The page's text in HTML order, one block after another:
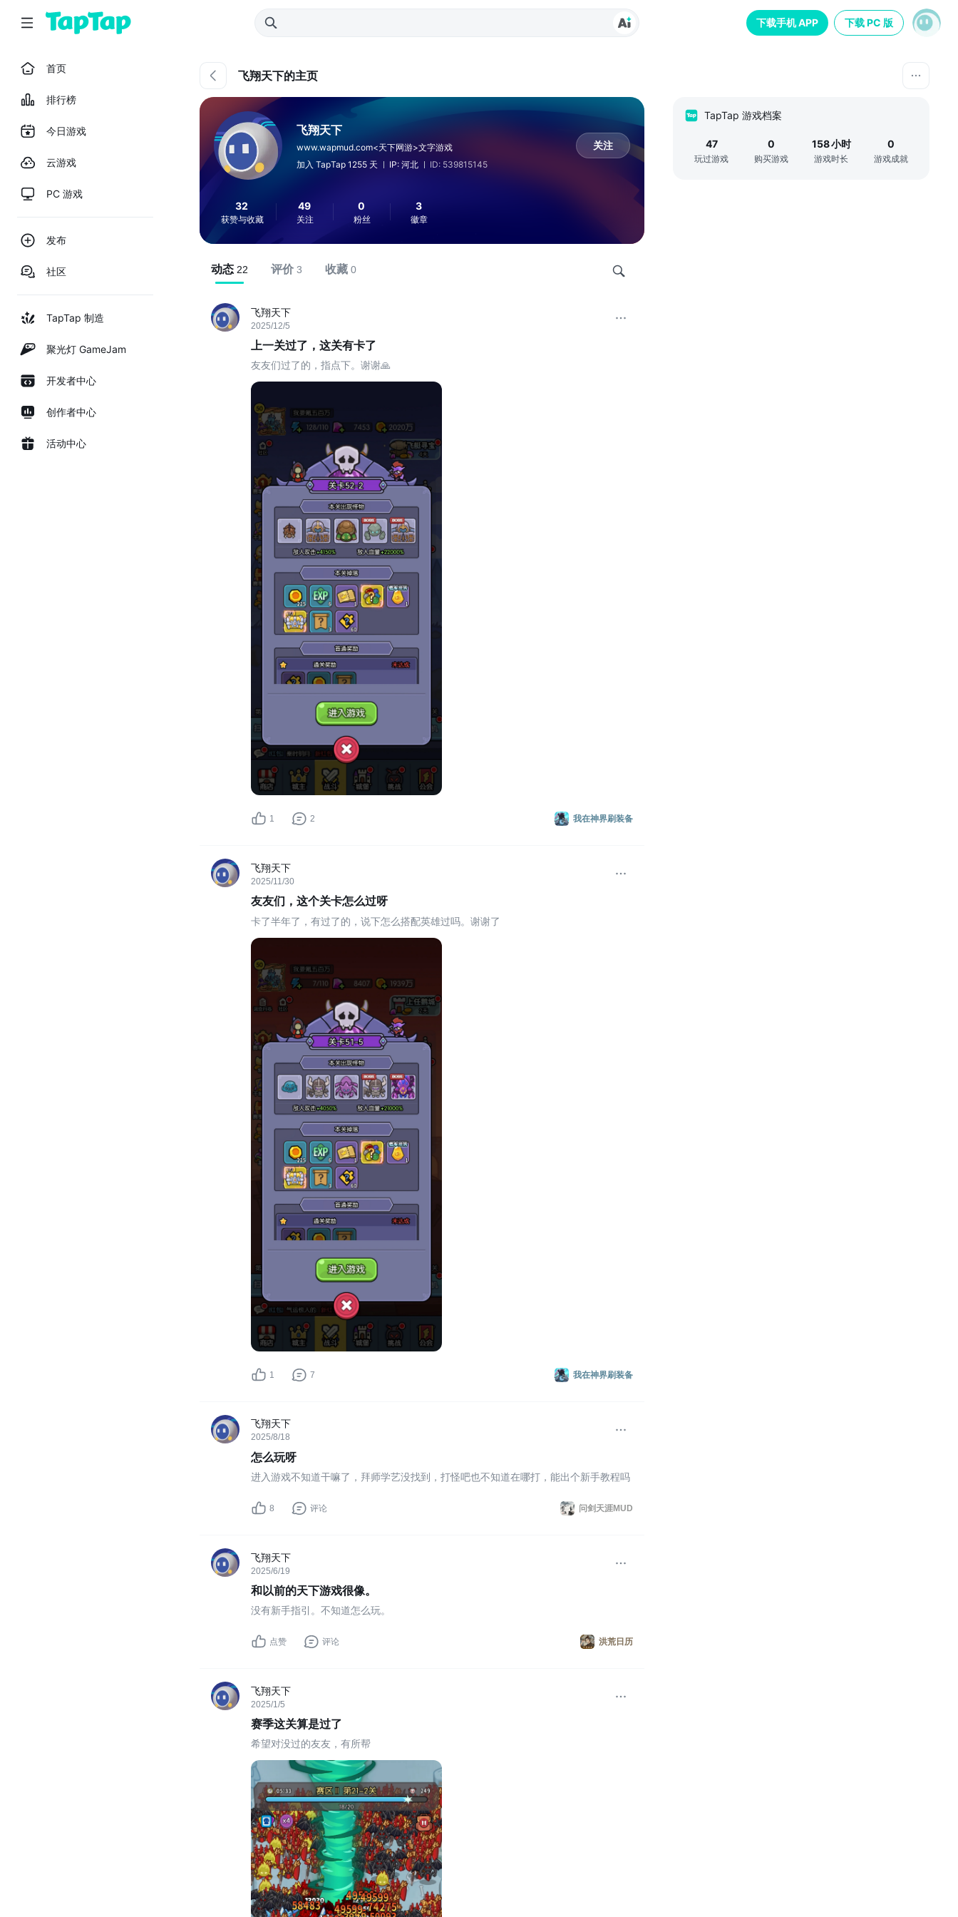
下载手机 APP 下载 PC 版
首页
排行榜
今日游戏
云游戏
PC 游戏
发布
社区
TapTap 制造
聚光灯 GameJam
开发者中心
创作者中心
活动中心
飞翔天下的主页
飞翔天下
www.wapmud.com<天下网游>文字游戏
加入 TapTap 1255 天
IP: 河北 ID: 539815145
关注
32
获赞与收藏
49
关注
0
粉丝
3
徽章
动态 22 评价 3 收藏 0
飞翔天下
2025/12/5
上一关过了，这关有卡了
友友们过了的，指点下。谢谢🙏
我在神界刷装备
1 2
飞翔天下
2025/11/30
友友们，这个关卡怎么过呀
卡了半年了，有过了的，说下怎么搭配英雄过吗。谢谢了
我在神界刷装备
1 7
飞翔天下
2025/8/18
怎么玩呀
进入游戏不知道干嘛了，拜师学艺没找到，打怪吧也不知道在哪打，能出个新手教程吗
问剑天涯MUD
8 评论
飞翔天下
2025/6/19
和以前的天下游戏很像。
没有新手指引。不知道怎么玩。
洪荒日历
点赞 评论
飞翔天下
2025/1/5
赛季这关算是过了
希望对没过的友友，有所帮
TapTap 游戏档案
47
玩过游戏
0
购买游戏
158小时
游戏时长
0
游戏成就